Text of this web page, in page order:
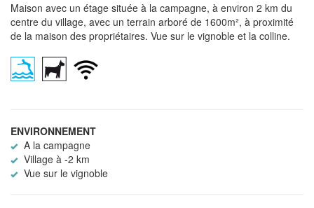
Maison avec un étage située à la campagne, à environ 2 km du
centre du village, avec un terrain arboré de 1600m², à proximité
de la maison des propriétaires. Vue sur le vignoble et la colline.
ENVIRONNEMENT
A la campagne
Village à -2 km
Vue sur le vignoble